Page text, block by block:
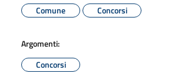
Comune
Concorsi
Argomenti:
Concorsi